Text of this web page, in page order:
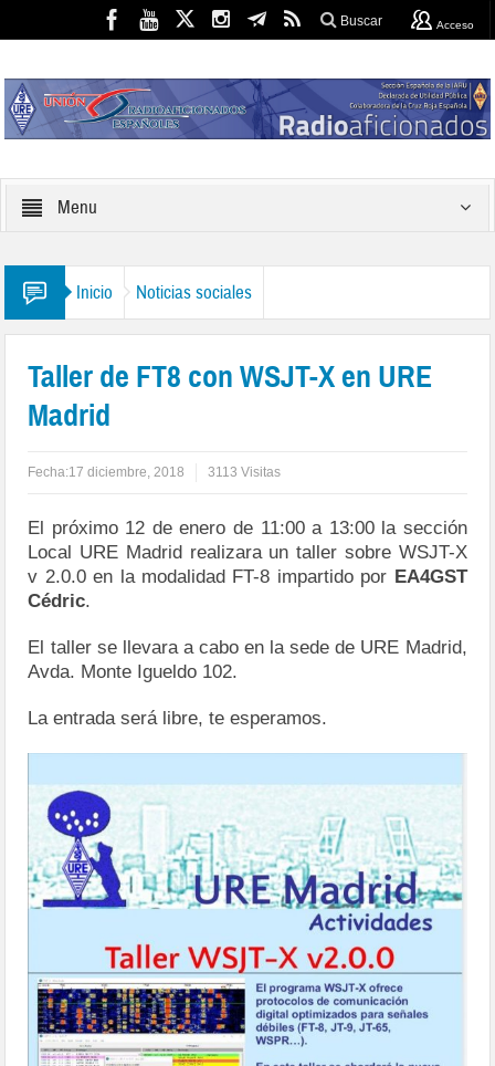
Buscar Acceso
Menu
Inicio Noticias sociales
Taller de FT8 con WSJT-X en URE
Madrid
Fecha:17 diciembre, 2018 3113 Visitas
El próximo 12 de enero de 11:00 a 13:00 la sección
Local URE Madrid realizara un taller sobre WSJT-X
v 2.0.0 en la modalidad FT-8 impartido por EA4GST
Cédric.
El taller se llevara a cabo en la sede de URE Madrid,
Avda. Monte Igueldo 102.
La entrada será libre, te esperamos.